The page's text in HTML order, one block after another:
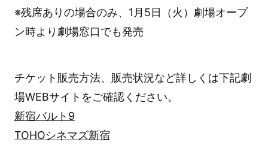
※残席ありの場合のみ、1月5日（火）劇場オープ
ン時より劇場窓口でも発売
チケット販売方法、販売状況など詳しくは下記劇
場WEBサイトをご確認ください。
新宿バルト9
TOHOシネマズ新宿